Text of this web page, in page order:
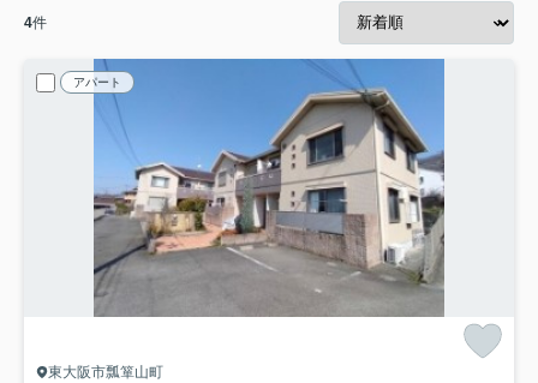
4件
アパート
東大阪市瓢箪山町